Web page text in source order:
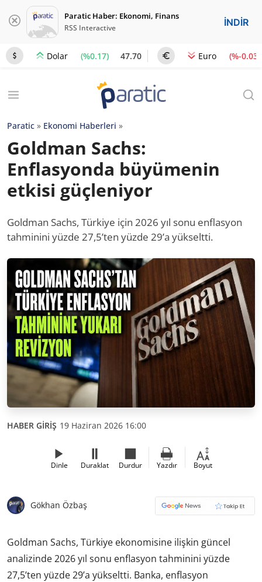
Paratic Haber: Ekonomi, Finans
RSS Interactive İNDİR
Dolar (%0.17) 47.70 Euro (%-0.03)
Paratic » Ekonomi Haberleri »
Goldman Sachs:
Enflasyonda büyümenin
etkisi güçleniyor
Goldman Sachs, Türkiye için 2026 yıl sonu enflasyon
tahminini yüzde 27,5’ten yüzde 29’a yükseltti.
HABER GİRİŞ 19 Haziran 2026 16:00
Dinle Duraklat Durdur Yazdır Boyut
Gökhan Özbaş
Goldman Sachs, Türkiye ekonomisine ilişkin güncel
analizinde 2026 yıl sonu enflasyon tahminini yüzde
27,5’ten yüzde 29’a yükseltti. Banka, enflasyon